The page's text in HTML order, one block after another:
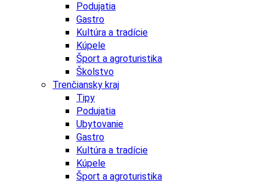
Podujatia
Gastro
Kultúra a tradície
Kúpele
Šport a agroturistika
Školstvo
Trenčiansky kraj
Tipy
Podujatia
Ubytovanie
Gastro
Kultúra a tradície
Kúpele
Šport a agroturistika